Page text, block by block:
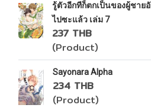
รู้ตัวอีกทีก็ตกเป็นของผู้ชาย
ไปซะแล้ว เล่ม 7
237 THB
(Product)
Sayonara Alpha
234 THB
(Product)